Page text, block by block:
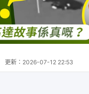
更新： 2026-07-12 22:53